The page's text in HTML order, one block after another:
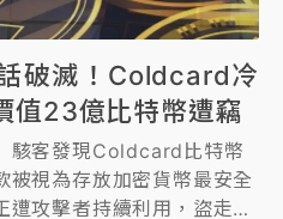
破滅！Coldcard冷
23億比特幣遭竊
駭客發現Coldcard比特幣
被視為存放加密貨幣最安全
攻擊者持續利用，盜走價